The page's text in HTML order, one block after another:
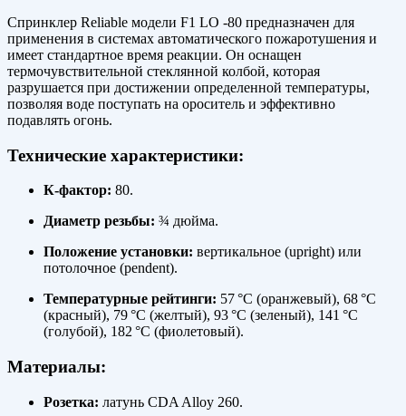
Спринклер Reliable модели F1 LO -80 предназначен для
применения в системах автоматического пожаротушения и
имеет стандартное время реакции. Он оснащен
термочувствительной стеклянной колбой, которая
разрушается при достижении определенной температуры,
позволяя воде поступать на ороситель и эффективно
подавлять огонь.
Технические характеристики:
К-фактор: 80.
Диаметр резьбы: ¾ дюйма.
Положение установки: вертикальное (upright) или
потолочное (pendent).
Температурные рейтинги: 57 °C (оранжевый), 68 °C
(красный), 79 °C (желтый), 93 °C (зеленый), 141 °C
(голубой), 182 °C (фиолетовый).
Материалы:
Розетка: латунь CDA Alloy 260.